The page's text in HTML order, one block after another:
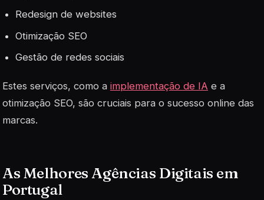
Redesign de websites
Otimização SEO
Gestão de redes sociais
Estes serviços, como a implementação de IA e a
otimização SEO, são cruciais para o sucesso online das
marcas.
As Melhores Agências Digitais em
Portugal